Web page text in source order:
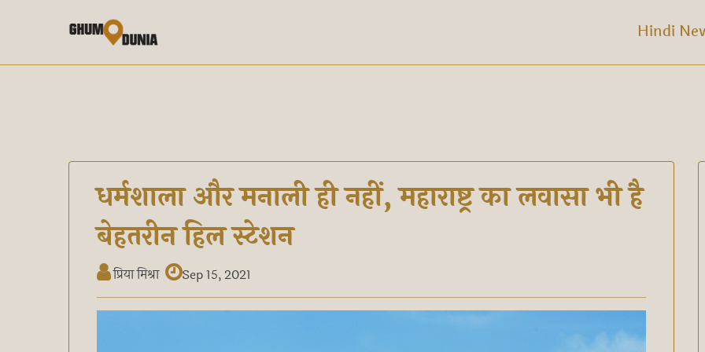
Hindi
धर्मशाला और मनाली ही नहीं, महाराष्ट्र का लवासा भी है
बेहतरीन हिल स्टेशन
प्रिया मिश्रा Sep 15, 2021